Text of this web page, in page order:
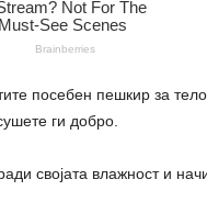
посебен пешкир за
ги добро.
својата влажност и